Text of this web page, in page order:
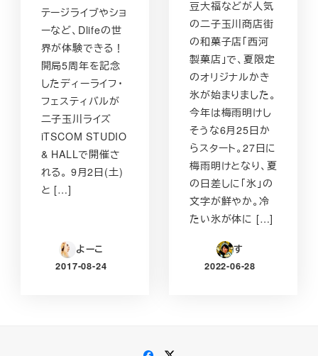
テージライブやショ
ーなど、Dlifeの世
界が体験できる！
開局5周年を記念
したディーライフ・
フェスティバルが
二子玉川ライズ
iTSCOM STUDIO
& HALLで開催さ
れる。 9月2日(土)
と […]
よーこ
投稿日
2017-08-24
豆大福などが人気
の二子玉川商店街
の和菓子店「西河
製菓店」で、夏限定
のオリジナルかき
氷が始まりました。
今年は梅雨明けし
そうな6月25日か
らスタート。27日に
梅雨明けとなり、夏
の日差しに「氷」の
文字が鮮やか。冷
たい氷が体に […]
す
投稿日
2022-06-28